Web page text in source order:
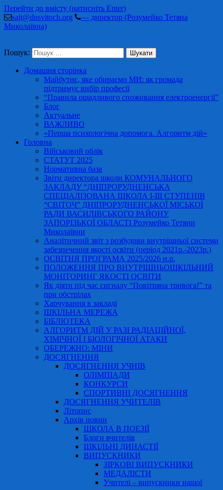
Перейти до вмісту (натисніть Enter)
sajt@dnsvitoch.org
— директор (Розумейко Тетяна
Миколаївна)
Пошук:
Домашня сторінка
Майбутнє, яке обираємо МИ: як громада
підтримує вибір професії
“Правила ощадливого споживання електроенергії”
Блог
Актуальне
ВАЖЛИВО
«Перша психологічна допомога. Алгоритм дій»
Головна
Військовий облік
СТАТУТ 2025
Нормативна база
Звіти директора школи КОМУНАЛЬНОГО
ЗАКЛАДУ “ДНІПРОРУДНЕНСЬКА
СПЕЦІАЛІЗОВАНА ШКОЛА І-ІІІ СТУПЕНІВ
“СВІТОЧ” ДНІПРОРУДНЕНСЬКОЇ МІСЬКОЇ
РАДИ ВАСИЛІВСЬКОГО РАЙОНУ
ЗАПОРІЗЬКОЇ ОБЛАСТІ Розумейко Тетяни
Миколаївни
Аналітичний звіт з розбудови внутрішньої системи
забезпечення якості освіти (період 2021р.-2023р.)
ОСВІТНЯ ПРОГРАМА 2025/2026 н.р.
ПОЛОЖЕННЯ ПРО ВНУТРІШНЬОШКІЛЬНИЙ
МОНІТОРИНГ ЯКОСТІ ОСВІТИ
Як діяти під час сигналу “Повітряна тривога!” та
при обстрілах
Харчування в закладі
ШКІЛЬНА МЕРЕЖА
БІБЛІОТЕКА
АЛГОРИТМ ДІЙ У РАЗІ РАДІАЦІЙНОЇ,
ХІМІЧНОЇ І БІОЛОГІЧНОЇ АТАКИ
ОБЕРЕЖНО: МІНИ
ДОСЯГНЕННЯ
ДОСЯГНЕННЯ УЧНІВ
ОЛІМПІАДИ
КОНКУРСИ
СПОРТИВНІ ДОСЯГНЕННЯ
ДОСЯГНЕННЯ УЧИТЕЛІВ
Літопис
Архів новин
ШКОЛА В ПОЕЗІЇ
Блоги вчителів
ШКІЛЬНІ ДИНАСТІЇ
ВИПУСКНИКИ
ЗІРКОВІ ВИПУСКНИКИ
МЕДАЛІСТИ
Учителі – випускники нашої